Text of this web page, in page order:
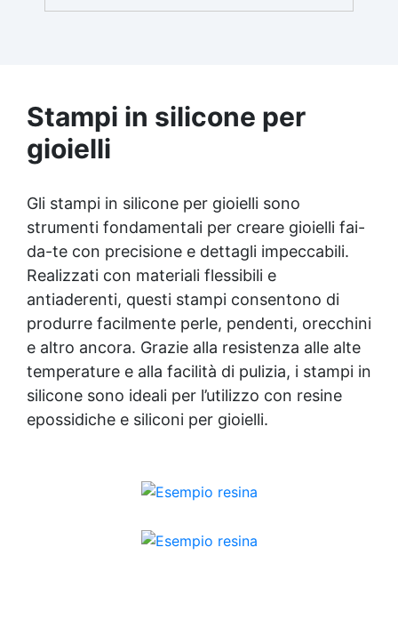
Stampi in silicone per
gioielli
Gli stampi in silicone per gioielli sono
strumenti fondamentali per creare gioielli fai-
da-te con precisione e dettagli impeccabili.
Realizzati con materiali flessibili e
antiaderenti, questi stampi consentono di
produrre facilmente perle, pendenti, orecchini
e altro ancora. Grazie alla resistenza alle alte
temperature e alla facilità di pulizia, i stampi in
silicone sono ideali per l’utilizzo con resine
epossidiche e siliconi per gioielli.